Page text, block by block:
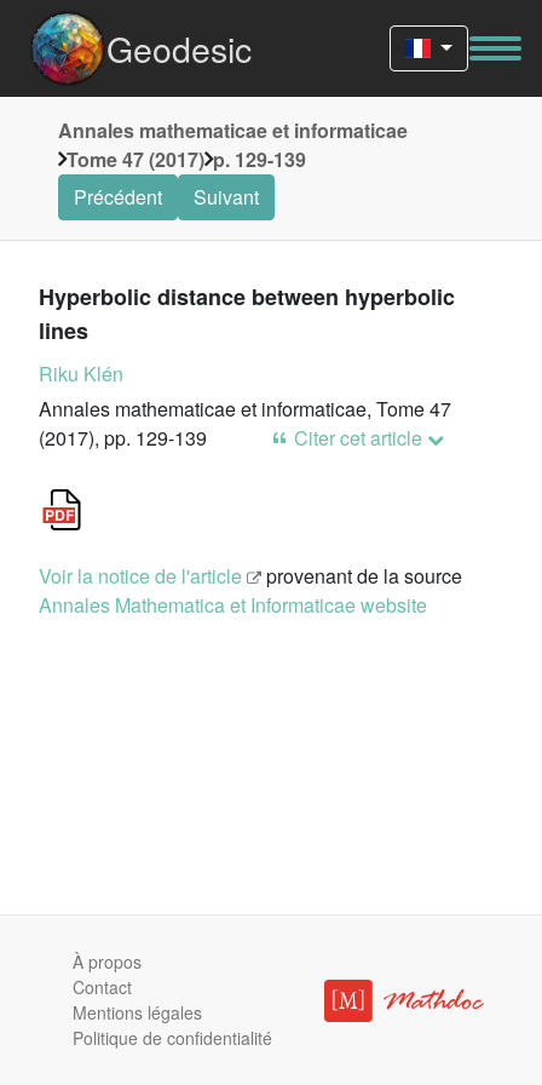
Geodesic
Annales mathematicae et informaticae
Tome 47 (2017) p. 129-139
Précédent
Suivant
Hyperbolic distance between hyperbolic
lines
Riku Klén
Annales mathematicae et informaticae, Tome 47
(2017), pp. 129-139
Citer cet article
Voir la notice de l'article
provenant de la source
Annales Mathematica et Informaticae website
À propos
Contact
Mentions légales
Politique de confidentialité